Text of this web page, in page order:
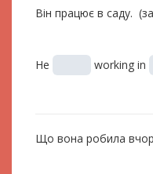
Він працює в саду.
He working in
Що вона робила